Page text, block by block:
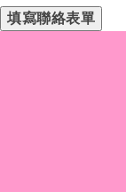
填寫聯絡表單